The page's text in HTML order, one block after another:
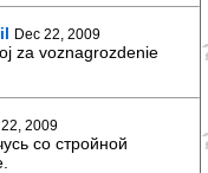
Dec 22, 2009
za voznagrozdenie
2009
со стройной